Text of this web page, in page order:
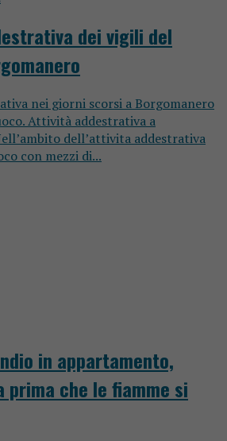
dei vigili del
nei giorni scorsi a Borgomanero
Attività addestrativa a
dell’attivita addestrativa
con mezzi di...
in appartamento,
che le fiamme si